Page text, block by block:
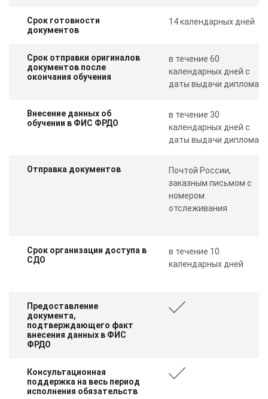
Срок готовности
документов
14 календарных дней
Срок отправки оригиналов
документов после
окончания обучения
в течение 60
календарных дней с
даты выдачи диплома
Внесение данных об
обучении в ФИС ФРДО
в течение 30
календарных дней с
даты выдачи диплома
Отправка документов
Почтой России,
заказным письмом с
номером
отслеживания
Срок организации доступа в
СДО
в течение 10
календарных дней
Предоставление
документа,
подтверждающего факт
внесения данных в ФИС
ФРДО
Консультационная
поддержка на весь период
исполнения обязательств